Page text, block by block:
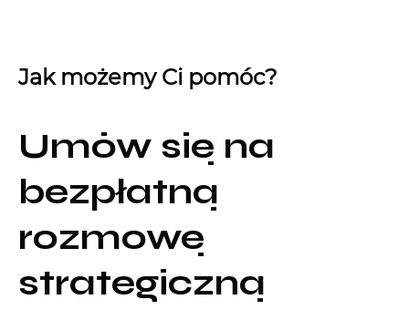
Jak możemy Ci pomóc?
Umów się na
bezpłatną
rozmowę
strategiczną